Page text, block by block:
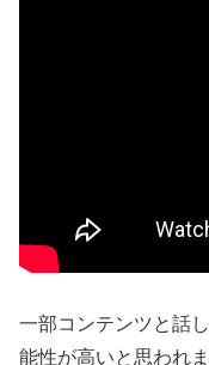
一部コンテンツと話
能性が高いと思われま